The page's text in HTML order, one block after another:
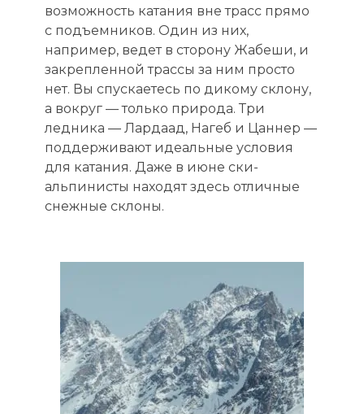
возможность катания вне трасс прямо
с подъемников. Один из них,
например, ведет в сторону Жабеши, и
закрепленной трассы за ним просто
нет. Вы спускаетесь по дикому склону,
а вокруг — только природа. Три
ледника — Лардаад, Нагеб и Цаннер —
поддерживают идеальные условия
для катания. Даже в июне ски-
альпинисты находят здесь отличные
снежные склоны.